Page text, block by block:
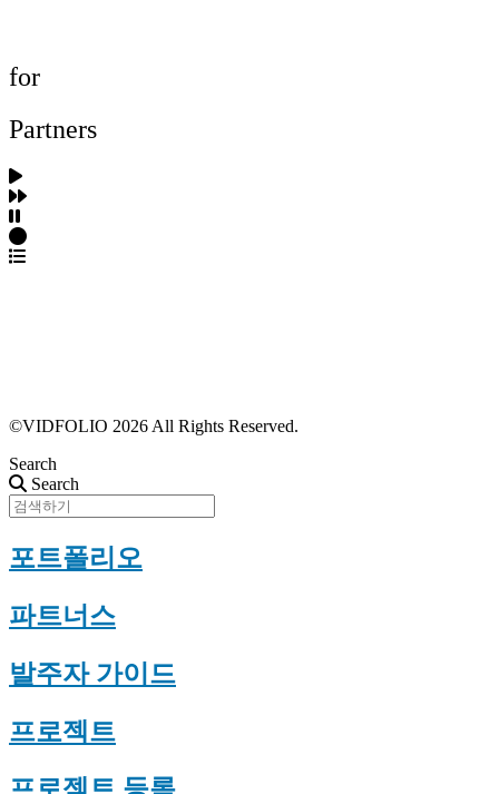
for
Partners
©VIDFOLIO 2026 All Rights Reserved.
Search
Search
포트폴리오
파트너스
발주자 가이드
프로젝트